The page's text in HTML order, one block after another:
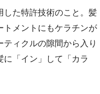
した特許技術のこと。髪
トメントにもケラチンが
ィクルの隙間から入り
「イン」して「カラ